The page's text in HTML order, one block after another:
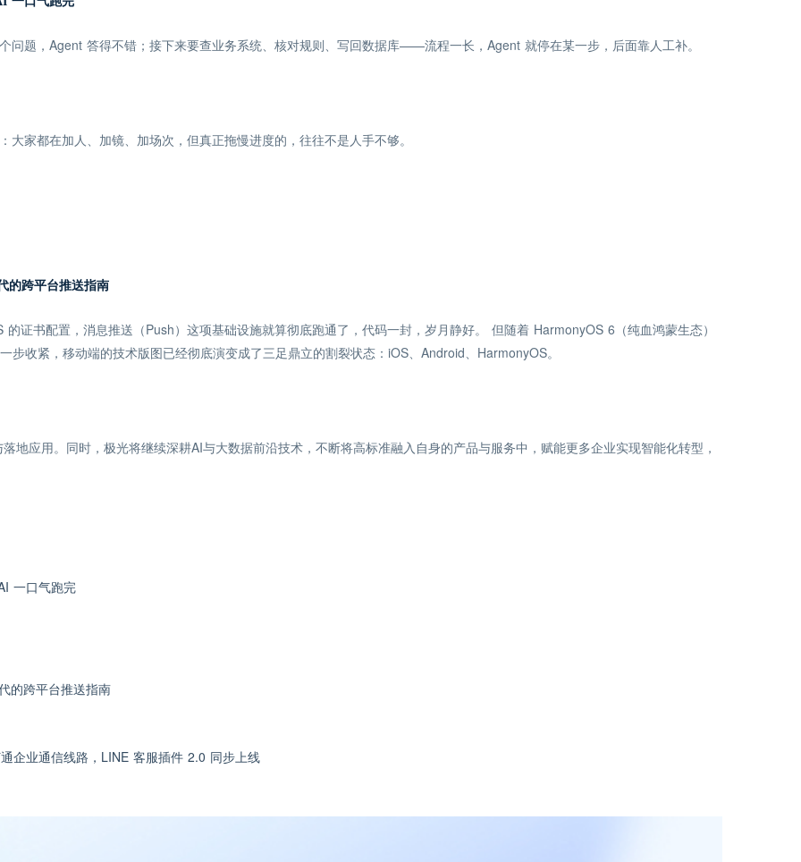
问题，Agent 答得不错；接下来要查业务系统、核对规则、写回数据库——流程一长，Agent 就停在某一步，后面靠人工补。
家都在加人、加镜、加场次，但真正拖慢进度的，往往不是人手不够。
的跨平台推送指南
证书配置，消息推送（Push）这项基础设施就算彻底跑通了，代码一封，岁月静好。 但随着 HarmonyOS 6（纯血鸿蒙生态）
收紧，移动端的技术版图已经彻底演变成了三足鼎立的割裂状态：iOS、Android、HarmonyOS。
地应用。同时，极光将继续深耕AI与大数据前沿技术，不断将高标准融入自身的产品与服务中，赋能更多企业实现智能化转型，
一口气跑完
的跨平台推送指南
企业通信线路，LINE 客服插件 2.0 同步上线